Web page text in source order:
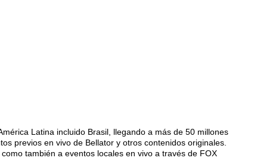
Latina incluido Brasil, llegando a más de 50 millones
previos en vivo de Bellator y otros contenidos originales.
también a eventos locales en vivo a través de FOX